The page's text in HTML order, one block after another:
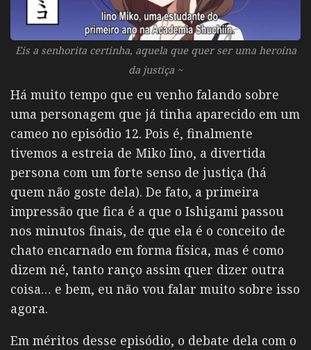
Eis a senhorita certinha, aquela que quer ser uma heroína
da justiça ~
Há muito tempo que eu venho falando sobre
uma personagem que já tinha aparecido em um
cameo no episódio 12. Pois é, finalmente
tivemos a estreia de Miko Iino, a divertida
persona com um forte senso de justiça (há
quem não goste dela). De fato, a primeira
impressão que fica é a que o Ishigami passou
nos minutos finais, de que ela é o conceito de
chato encarnado em forma física, mas é como
dizem né, tanto ranço assim quer dizer outra
coisa… e bem, eu não vou falar muito sobre isso
agora.
Em méritos desse episódio, o debate dela com o